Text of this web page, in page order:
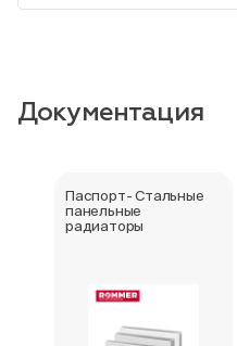
Документация
Паспорт- Стальные
панельные
радиаторы